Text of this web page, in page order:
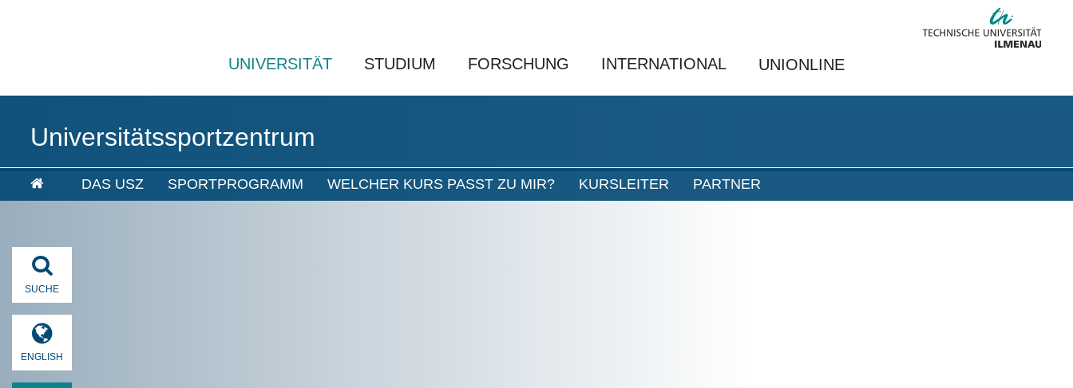
UNIVERSITÄT STUDIUM FORSCHUNG INTERNATIONAL UNIONLINE
Universitätssportzentrum
DAS USZ SPORTPROGRAMM WELCHER KURS PASST ZU MIR? KURSLEITER PARTNER
SUCHE
ENGLISH